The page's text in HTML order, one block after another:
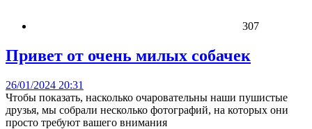
307
Привет от очень милых собачек
26/01/2024 20:31
Чтобы показать, насколько очаровательны наши пушистые
друзья, мы собрали несколько фотографий, на которых они
просто требуют вашего внимания